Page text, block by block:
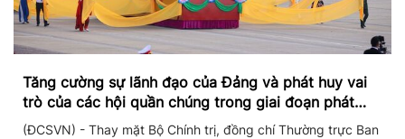
Tăng cường sự lãnh đạo của Đảng và phát huy vai
trò của các hội quần chúng trong giai đoạn phát
triển mới
(ĐCSVN) - Thay mặt Bộ Chính trị, đồng chí Thường trực Ban